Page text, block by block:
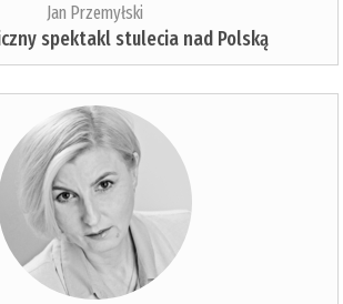
Jan Przemyłski
spektakl stulecia nad Polską